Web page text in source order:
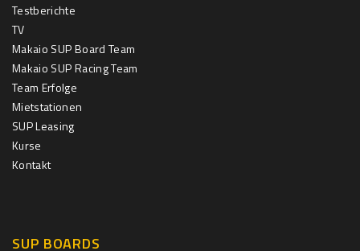
Testberichte
TV
Makaio SUP Board Team
Makaio SUP Racing Team
Team Erfolge
Mietstationen
SUP Leasing
Kurse
Kontakt
SUP BOARDS